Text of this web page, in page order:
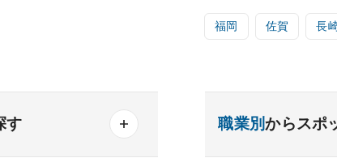
福岡 佐賀 長
す 職業別からスポ